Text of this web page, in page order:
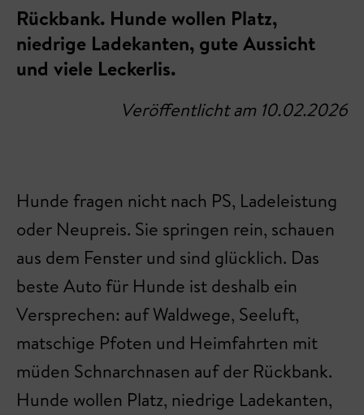
Rückbank. Hunde wollen Platz,
niedrige Ladekanten, gute Aussicht
und viele Leckerlis.
Veröffentlicht am 10.02.2026
Hunde fragen nicht nach PS, Ladeleistung
oder Neupreis. Sie springen rein, schauen
aus dem Fenster und sind glücklich. Das
beste Auto für Hunde ist deshalb ein
Versprechen: auf Waldwege, Seeluft,
matschige Pfoten und Heimfahrten mit
müden Schnarchnasen auf der Rückbank.
Hunde wollen Platz, niedrige Ladekanten,